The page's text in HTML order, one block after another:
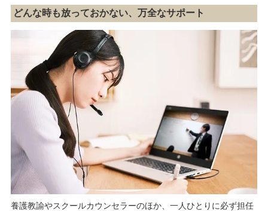
どんな時も放っておかない、万全なサポート
養護教諭やスクールカウンセラーのほか、一人ひとりに必ず担任